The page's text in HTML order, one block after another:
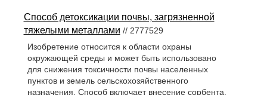
Способ детоксикации почвы, загрязненной
тяжелыми металлами // 2777529
Изобретение относится к области охраны
окружающей среды и может быть использовано
для снижения токсичности почвы населенных
пунктов и земель сельскохозяйственного
назначения. Способ включает внесение сорбента,